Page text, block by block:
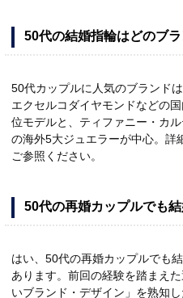
50代の結婚指輪はどのブ
50代カップルに人気のブランド
エクセルコダイヤモンドなどの
位モデルと、ティファニー・カ
の海外5大ジュエラーが中心。詳
ご参照ください。
50代の再婚カップルでも
はい、50代の再婚カップルでも
あります。前回の経験を踏まえ
いブランド・デザイン」を熟知